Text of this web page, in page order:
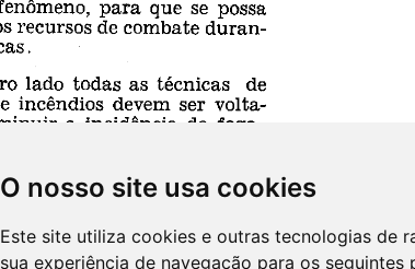
O nosso site usa cookies
Este site utiliza cookies e outras tecnologias de
sua experiência de navegação para os seguintes